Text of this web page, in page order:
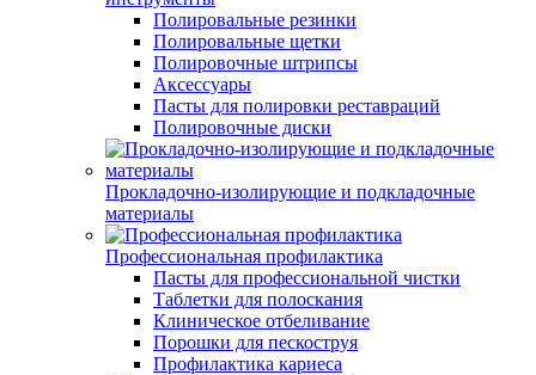
Полировальные резинки
Полировальные щетки
Полировочные штрипсы
Аксессуары
Пасты для полировки реставраций
Полировочные диски
Прокладочно-изолирующие и подкладочные
материалы
Профессиональная профилактика
Пасты для профессиональной чистки
Таблетки для полоскания
Клиническое отбеливание
Порошки для пескоструя
Профилактика кариеса